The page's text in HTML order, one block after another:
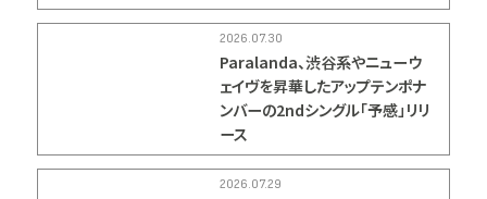
2026.07.30
Paralanda、渋谷系やニューウ
ェイヴを昇華したアップテンポナ
ンバーの2ndシングル「予感」リリ
ース
2026.07.29